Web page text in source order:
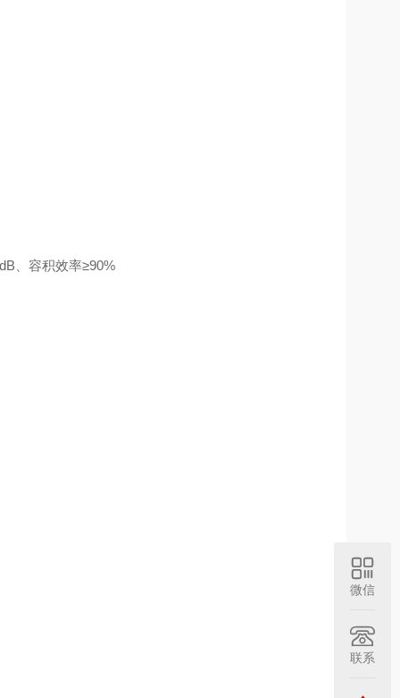
、容积效率≥90%
微信
联系